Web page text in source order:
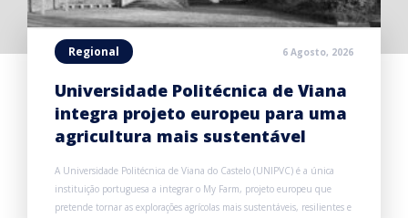
Regional 6 Agosto, 2026
Universidade Politécnica de Viana
integra projeto europeu para uma
agricultura mais sustentável
A Universidade Politécnica de Viana do Castelo (UNIPVC) é a única
instituição portuguesa a integrar o My Farm, projeto europeu que
pretende tornar as explorações agrícolas mais sustentáveis, resilientes e